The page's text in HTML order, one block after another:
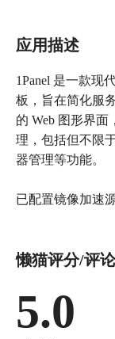
应用描述
1Panel 是一款现
板，旨在简化服
的 Web 图形界
理，包括但不限
器管理等功能。
已配置镜像加速源
懒猫评分/评论
5.0